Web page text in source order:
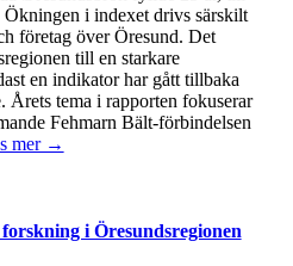
i indexet drivs särskilt
företag över Öresund. Det
till en starkare
en indikator har gått tillbaka
Årets tema i rapporten fokuserar
Fehmarn Bält-förbindelsen
mer →
i Öresundsregionen